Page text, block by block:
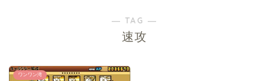
― TAG ―
速攻
ワンワン湾